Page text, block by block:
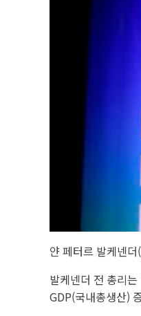
얀 페터르 발케넨
발케넨더 전 총리
GDP(국내총생산)